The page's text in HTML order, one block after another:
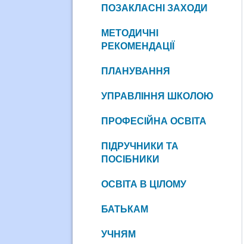
ПОЗАКЛАСНІ ЗАХОДИ
МЕТОДИЧНІ
РЕКОМЕНДАЦІЇ
ПЛАНУВАННЯ
УПРАВЛІННЯ ШКОЛОЮ
ПРОФЕСІЙНА ОСВІТА
ПІДРУЧНИКИ ТА
ПОСІБНИКИ
ОСВІТА В ЦІЛОМУ
БАТЬКАМ
УЧНЯМ